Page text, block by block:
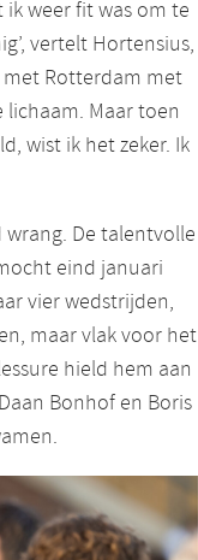
ik weer fit was om te
vertelt Hortensius,
Rotterdam met
lichaam. Maar toen
wist ik het zeker. Ik
wrang. De talentvolle
eind januari
vier wedstrijden,
maar vlak voor het
hield hem aan
Bonhof en Boris